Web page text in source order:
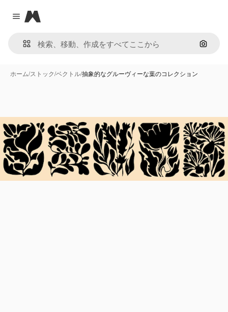
Close menu
Magnific
画像で
ホーム/ストック/ベクトル/抽象的なグルーヴィーな葉のコレクション